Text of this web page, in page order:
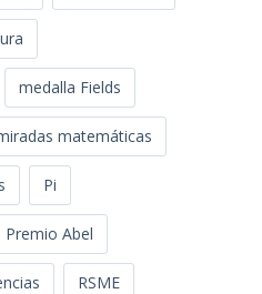
medalla Fields
matemáticas
Pi
Premio Abel
RSME